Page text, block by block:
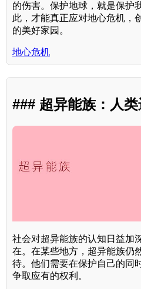
的伤害。保护地球，就是保护
此，才能真正应对地心危机，
的美好家园。
地心危机
### 超异能族：人
社会对超异能族的认知日益加
在。在某些地方，超异能族仍
待。他们需要在保护自己的同
争取应有的权利。